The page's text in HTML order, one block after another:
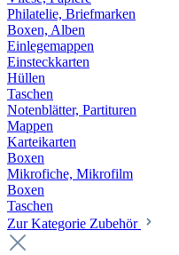
Philatelie, Briefmarken
Boxen, Alben
Einlegemappen
Einsteckkarten
Hüllen
Taschen
Notenblätter, Partituren
Mappen
Karteikarten
Boxen
Mikrofiche, Mikrofilm
Boxen
Taschen
Zur Kategorie Zubehör